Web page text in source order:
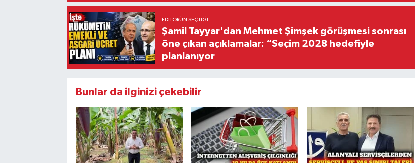
EDITÖRÜN SEÇTIĞI
Şamil Tayyar'dan Mehmet Şimşek görüşmesi sonrası
öne çıkan açıklamalar: “Seçim 2028 hedefiyle
planlanıyor
Bunlar da ilginizi çekebilir